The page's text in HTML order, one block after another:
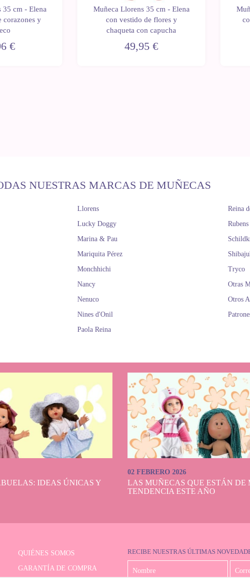
35 cm - Elena
corazones y
€
Muñeca Llorens 35 cm - Elena
con vestido de flores y
chaqueta con capucha
49,95 €
NUESTRAS MARCAS DE MUÑECAS
Llorens
Lucky Doggy
Marina & Pau
Mariquita Pérez
Monchhichi
Nancy
Nenuco
Nines d'Onil
Paola Reina
Reina
Tryco
Otras
Otros
IDEAS ÚNICAS Y
02 FEBRERO 2026
LAS MUÑECAS QUE ESTÁN
TENDENCIA ESTE AÑO
QUIÉNES SOMOS
GARANTÍA DE COMPRA
RECIBE NUESTRAS ÚLTIMAS